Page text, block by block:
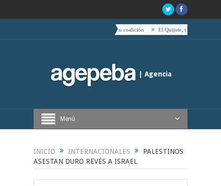
el centro es acompañado por toda su coalición El Quijote, tetas, timbales y café
| Agencia
Periodística de Buenos Aires
Menú
INICIO INTERNACIONALES
PALESTINOS
ASESTAN DURO REVÉS A ISRAEL